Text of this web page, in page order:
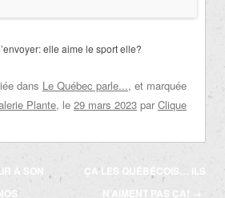
elle aime le sport elle?
dans Le Québec parle..., et marquée
Plante, le 29 mars 2023 par Clique
À SON
ÇA LES QUÉBÉCOIS… ILS
N’AIMENT PAS ÇA!